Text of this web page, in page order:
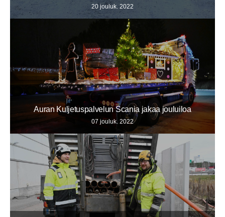
20 jouluk. 2022
Auran Kuljetuspalvelun Scania jakaa jouluiloa
07 jouluk. 2022